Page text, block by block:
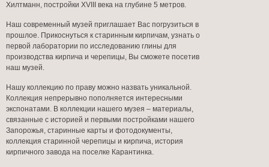
Хилтманн, постройки XVIII века на глубине 5 метров.
Наш современный музей приглашает Вас погрузиться в
прошлое. Прикоснуться к старинным кирпичам, узнать о
первой лаборатории по исследованию глины для
производства кирпича и черепицы, Вы сможете посетив
наш музей.
Нашу коллекцию по праву можно назвать уникальной.
Коллекция непрерывно пополняется интересными
экспонатами. В коллекции нашего музея – материалы,
связанные с историей и первыми постройками нашего
Запорожья, старинные карты и фотодокументы,
коллекция старинной черепицы и кирпича, история
кирпичного завода на поселке Карантинка.